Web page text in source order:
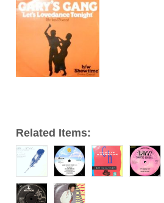
Related Items: